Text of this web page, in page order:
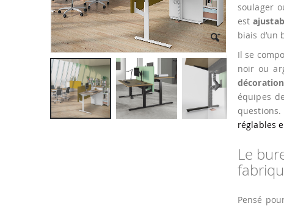
soulager
est
biais
Il se
noir ou
équipes de
réglables
Le
Pensé